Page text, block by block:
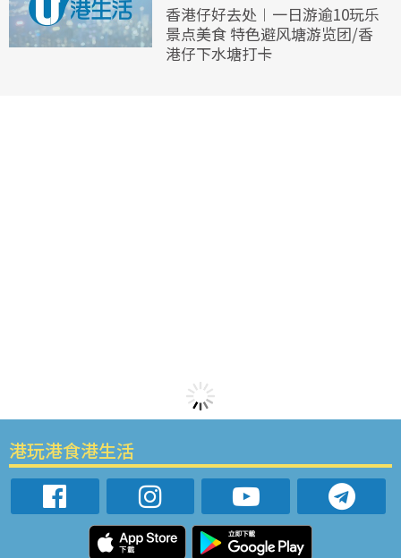
香港仔好去处︱一日游逾10玩乐
景点美食 特色避风塘游览团/香
港仔下水塘打卡
港玩港食港生活